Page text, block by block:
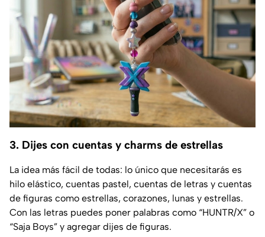
3. Dijes con cuentas y charms de estrellas
La idea más fácil de todas: lo único que necesitarás es
hilo elástico, cuentas pastel, cuentas de letras y cuentas
de figuras como estrellas, corazones, lunas y estrellas.
Con las letras puedes poner palabras como “HUNTR/X” o
“Saja Boys” y agregar dijes de figuras.